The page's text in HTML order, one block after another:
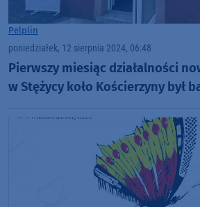
Pelplin
poniedziałek, 12 sierpnia 2024, 06:48
Pierwszy miesiąc działalności
w Stężycy koło Kościerzyny był